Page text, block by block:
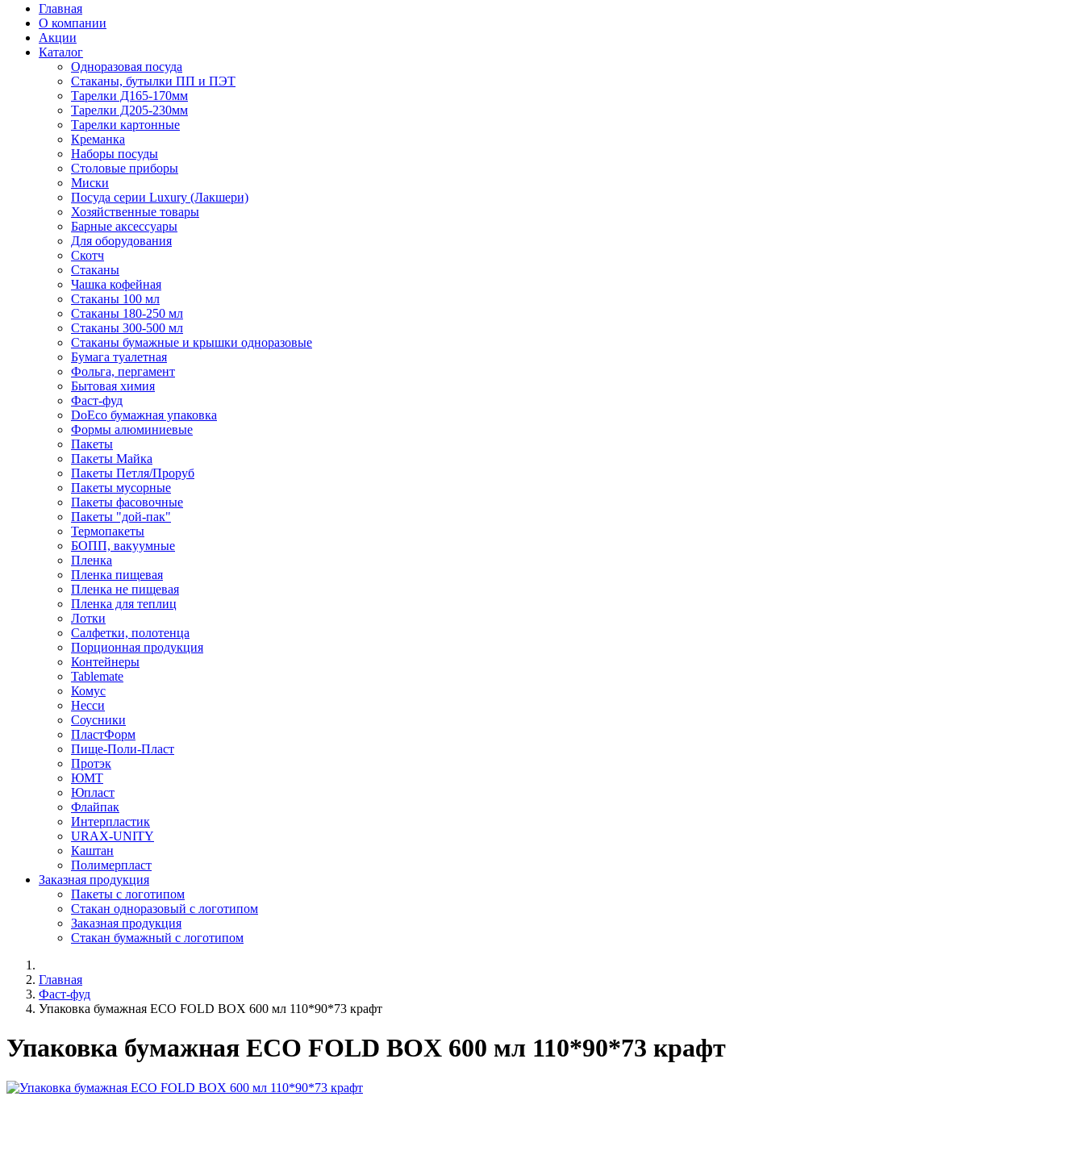
Главная
О компании
Акции
Каталог
Одноразовая посуда
Стаканы, бутылки ПП и ПЭТ
Тарелки Д165-170мм
Тарелки Д205-230мм
Тарелки картонные
Креманка
Наборы посуды
Столовые приборы
Миски
Посуда серии Luxury (Лакшери)
Хозяйственные товары
Барные аксессуары
Для оборудования
Скотч
Стаканы
Чашка кофейная
Стаканы 100 мл
Стаканы 180-250 мл
Стаканы 300-500 мл
Стаканы бумажные и крышки одноразовые
Бумага туалетная
Фольга, пергамент
Бытовая химия
Фаст-фуд
DoEco бумажная упаковка
Формы алюминиевые
Пакеты
Пакеты Майка
Пакеты Петля/Проруб
Пакеты мусорные
Пакеты фасовочные
Пакеты "дой-пак"
Термопакеты
БОПП, вакуумные
Пленка
Пленка пищевая
Пленка не пищевая
Пленка для теплиц
Лотки
Салфетки, полотенца
Порционная продукция
Контейнеры
Tablemate
Комус
Несси
Соусники
ПластФорм
Пище-Поли-Пласт
Протэк
ЮМТ
Юпласт
Флайпак
Интерпластик
URAX-UNITY
Каштан
Полимерпласт
Заказная продукция
Пакеты с логотипом
Стакан одноразовый с логотипом
Заказная продукция
Стакан бумажный с логотипом
Главная
Фаст-фуд
Упаковка бумажная ECO FOLD BOX 600 мл 110*90*73 крафт
Упаковка бумажная ECO FOLD BOX 600 мл 110*90*73 крафт